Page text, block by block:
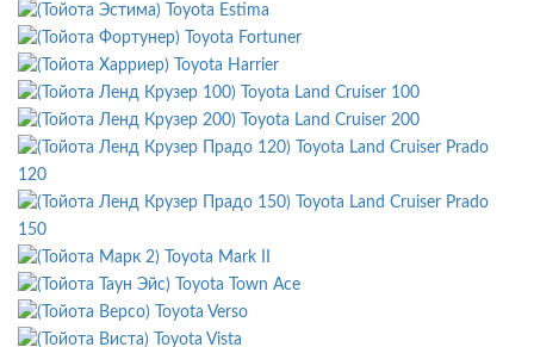
Toyota Estima
Toyota Fortuner
Toyota Harrier
Toyota Land Cruiser 100
Toyota Land Cruiser 200
Toyota Land Cruiser Prado
120
Toyota Land Cruiser Prado
150
Toyota Mark II
Toyota Town Ace
Toyota Verso
Toyota Vista